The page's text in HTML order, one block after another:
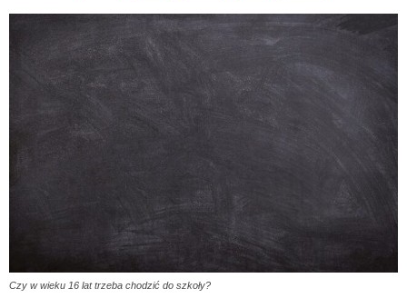
Czy w wieku 16 lat trzeba chodzić do szkoły?